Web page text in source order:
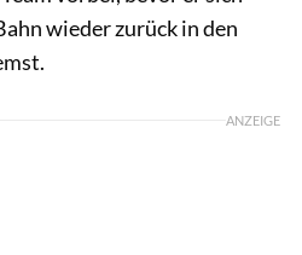
wieder zurück in den
ANZEIGE